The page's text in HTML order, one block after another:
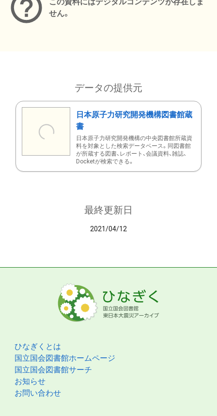
せん。
データの提供元
日本原子力研究開発機構図書館蔵
書
日本原子力研究開発機構の中央図書館所蔵資
料を対象とした検索データベース。同図書館
が所蔵する図書、レポート、会議資料、雑誌、
Docketが検索できる。
最終更新日
2021/04/12
ひなぎくとは
国立国会図書館ホームページ
国立国会図書館サーチ
お知らせ
お問い合わせ